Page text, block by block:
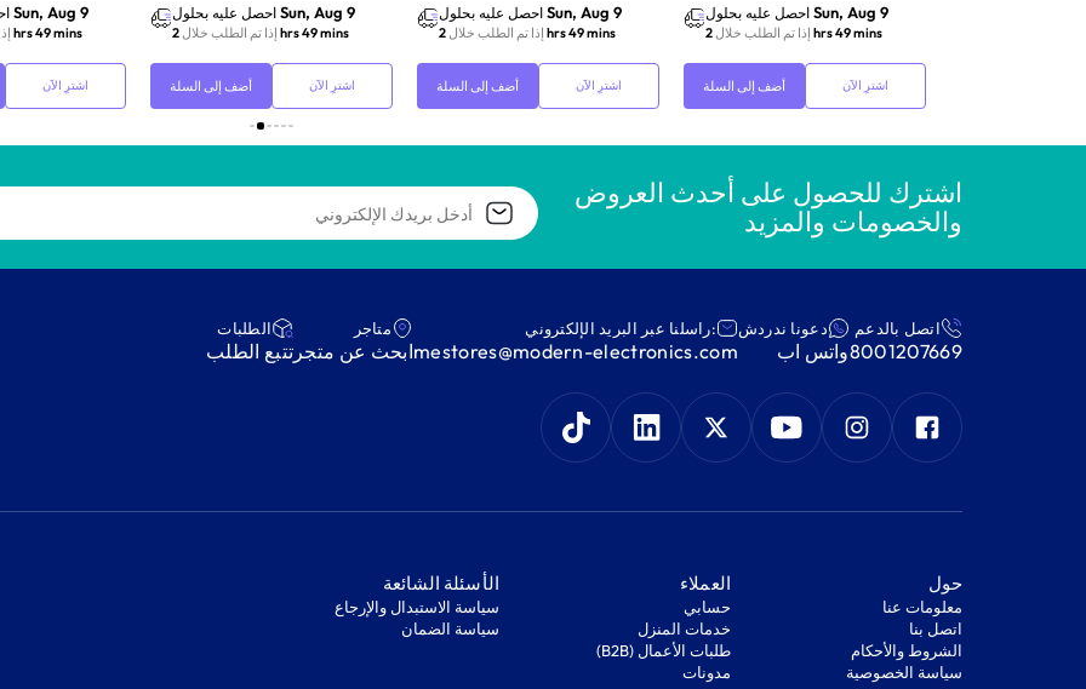
Sun, Aug 9
2 hrs 49 mins
اشترِ الآن
احصل عليه بحلول Sun, Aug 9
إذا تم الطلب خلال 2 hrs 49 mins
أضف إلى السلة اشترِ الآن
احصل عليه بحلول Sun, Aug 9
إذا تم الطلب خلال 2 hrs 49 mins
أضف إلى السلة اشترِ الآن
احصل عليه بحلول Sun, Aug 9
إذا تم الطلب خلال 2 hrs 49 mins
أضف إلى السلة اشترِ الآن
اشترك للحصول على أحدث العروض
والخصومات والمزيد
اتصل بالدعم
8001207669
دعونا ندردش
واتس اب
:راسلنا عبر البريد الإلكتروني
mestores@modern-electronics.com
متاجر
ابحث عن متجر
‫الطلبات‬
‫تتبع الطلب‬
‫حول‬
معلومات عنا
اتصل بنا
‫الشروط والأحكام‬
‫سياسة الخصوصية‬
‫العملاء‬
‫حسابي‬
‫خدمات المنزل‬
‫طلبات الأعمال (B2B)‬
مدونات
‫الأسئلة الشائعة‬
‫سياسة الاستبدال والإرجاع‬
‫سياسة الضمان‬